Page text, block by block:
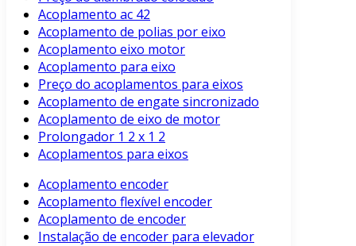
Acoplamento ac 42
Acoplamento de polias por eixo
Acoplamento eixo motor
Acoplamento para eixo
Preço do acoplamentos para eixos
Acoplamento de engate sincronizado
Acoplamento de eixo de motor
Prolongador 1 2 x 1 2
Acoplamentos para eixos
Acoplamento encoder
Acoplamento flexível encoder
Acoplamento de encoder
Instalação de encoder para elevador